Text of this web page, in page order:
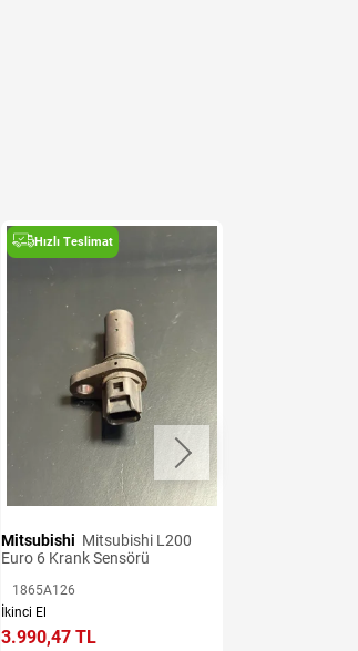
Hızlı Teslimat
Mitsubishi
Euro 6 Krank Sensörü
1865A126
İkinci El
3.990,47 TL